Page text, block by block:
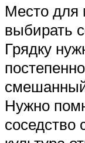
Место для
выбирать
Грядку
Нужно
соседство